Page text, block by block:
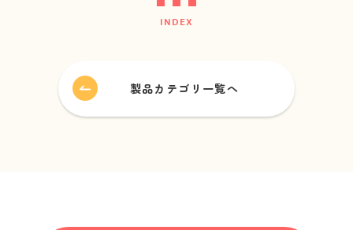
FAQ / Contact
お問い合わせ
INDEX
製品カテゴリ一覧へ